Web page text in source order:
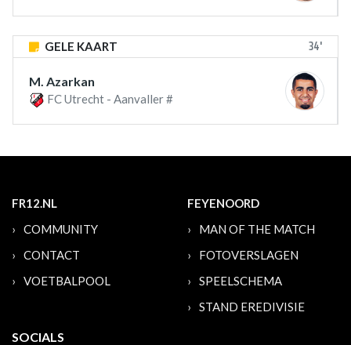
GELE KAART 34'
M. Azarkan
FC Utrecht - Aanvaller #
FR12.NL
COMMUNITY
CONTACT
VOETBALPOOL
FEYENOORD
MAN OF THE MATCH
FOTOVERSLAGEN
SPEELSCHEMA
STAND EREDIVISIE
SOCIALS